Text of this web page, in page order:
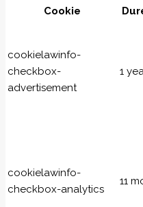
Cookie
cookielawinfo-
checkbox-
advertisement
1
cookielawinfo-
checkbox-analytics
11